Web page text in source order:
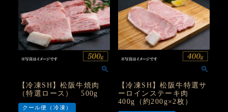
【冷凍SH】松阪牛焼肉
（特選ロース） 500g
クール便（冷凍）
【冷凍SH】松阪牛特選サ
ーロインステーキ肉
400g（約200g×2枚）